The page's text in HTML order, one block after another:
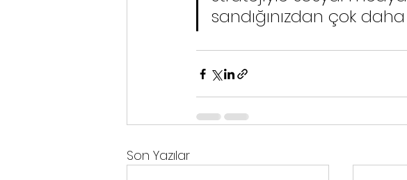
sandığınızdan çok
Son Yazılar